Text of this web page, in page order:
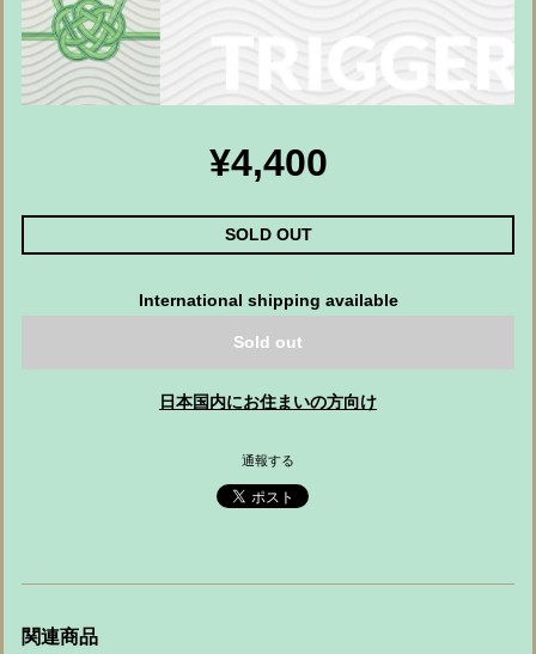
¥4,400
SOLD OUT
International shipping available
Sold out
日本国内にお住まいの方向け
通報する
関連商品